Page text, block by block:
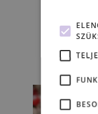
KOVÁCS-